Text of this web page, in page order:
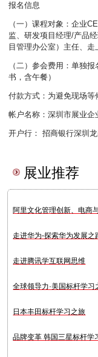
报名信息
（一）课程对象：企业
监、研发项目经理/产品
目管理办公室）主任、
（二）参会费用：单独
书，含午餐）
付款方式：为避免现场等
帐户名称：深圳市展业企
开户行： 招商银行深圳
展业推荐
阿里文化管理创新、电商
走进华为-探索华为发展
走进腾讯学互联网思维
全球领导力·美国标杆学习
日本丰田标杆学习之旅
品牌变革 韩国三星标杆学